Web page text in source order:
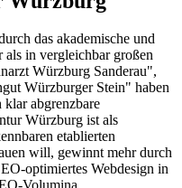
das akademische und
in vergleichbar großen
Würzburg Sanderau",
Würzburger Stein" haben
klar abgrenzbare
Würzburg ist als
etablierten
will, gewinnt mehr durch
optimiertes Webdesign in